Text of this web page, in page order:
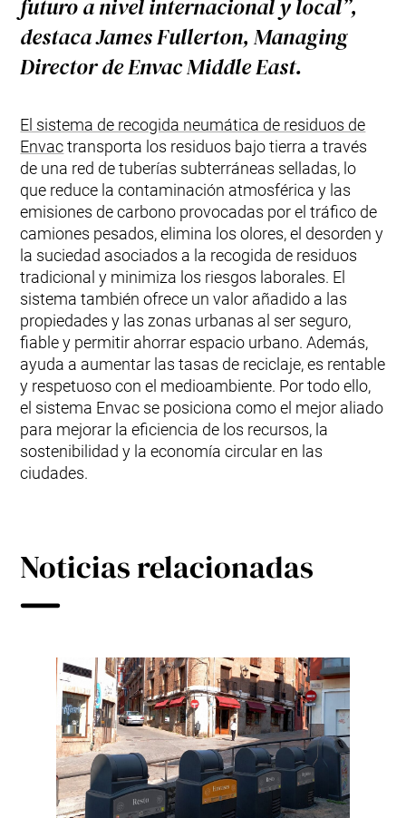
futuro a nivel internacional y local”,
destacaJames Fullerton, Managing
Director de Envac Middle East.
El sistema de recogida neumática de residuos de
Envactransporta los residuos bajo tierra a través
de una red de tuberías subterráneas selladas, lo
que reduce la contaminación atmosférica y las
emisiones de carbono provocadas por el tráfico de
camiones pesados, elimina los olores, el desorden y
la suciedad asociados a la recogida de residuos
tradicional y minimiza los riesgos laborales. El
sistema también ofrece un valor añadido a las
propiedades y las zonas urbanas al ser seguro,
fiable y permitir ahorrar espacio urbano. Además,
ayuda a aumentar las tasas de reciclaje, es rentable
y respetuoso con el medioambiente. Por todo ello,
el sistema Envac se posiciona como el mejor aliado
para mejorar la eficiencia de los recursos, la
sostenibilidad y la economía circular en las
ciudades.
Noticias relacionadas